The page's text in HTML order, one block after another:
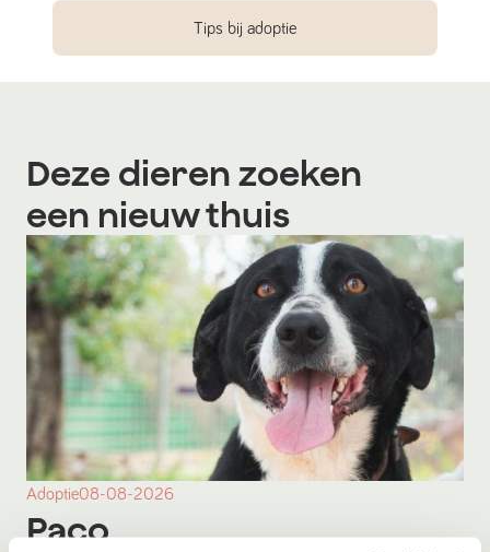
Tips bij adoptie
Deze dieren zoeken
een nieuw thuis
Adoptie08-08-2026
Paco